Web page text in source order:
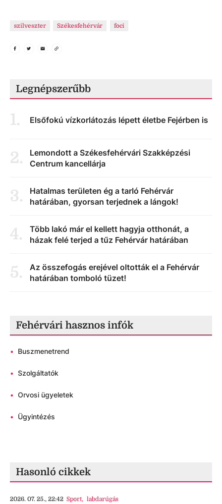
szilveszter Székesfehérvár foci
Legnépszerűbb
1. Elsőfokú vízkorlátozás lépett életbe Fejérben is
2.
Lemondott a Székesfehérvári Szakképzési
Centrum kancellárja
3.
Hatalmas területen ég a tarló Fehérvár
határában, gyorsan terjednek a lángok!
4.
Több lakó már el kellett hagyja otthonát, a
házak felé terjed a tűz Fehérvár határában
5.
Az összefogás erejével oltották el a Fehérvár
határában tomboló tüzet!
Fehérvári hasznos infók
• Buszmenetrend
• Szolgáltatók
• Orvosi ügyeletek
• Ügyintézés
Hasonló cikkek
2026. 07. 25., 22:42 Sport, labdarúgás